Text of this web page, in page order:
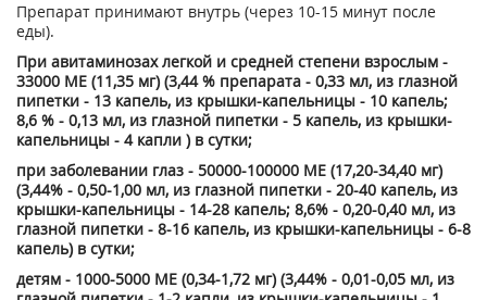
Препарат принимают внутрь (через 10-15 минут после
еды).
При авитаминозах легкой и средней степени взрослым -
33000 ME (11,35 мг) (3,44 % препарата - 0,33 мл, из глазной
пипетки - 13 капель, из крышки-капельницы - 10 капель;
8,6 % - 0,13 мл, из глазной пипетки - 5 капель, из крышки-
капельницы - 4 капли ) в сутки;
при заболевании глаз - 50000-100000 ME (17,20-34,40 мг)
(3,44% - 0,50-1,00 мл, из глазной пипетки - 20-40 капель, из
крышки-капельницы - 14-28 капель; 8,6% - 0,20-0,40 мл, из
глазной пипетки - 8-16 капель, из крышки-капельницы - 6-8
капель) в сутки;
детям - 1000-5000 ME (0,34-1,72 мг) (3,44% - 0,01-0,05 мл, из